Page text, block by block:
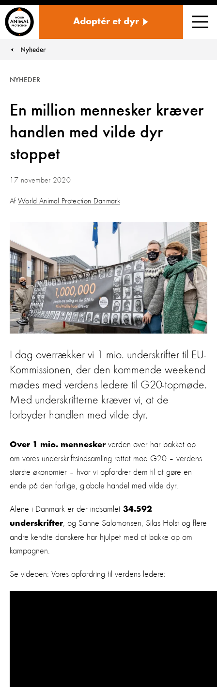
Adoptér et dyr
You are here:
Nyheder
En million mennesker kræver
handlen med vilde dyr
stoppet
NYHEDER
17 november 2020
Af World Animal Protection Danmark
I dag overrækker vi 1 mio. underskrifter til EU-
Kommissionen, der den kommende weekend
mødes med verdens ledere til G20-topmøde.
Med underskrifterne kræver vi, at de
forbyder handlen med vilde dyr.
Over 1 mio. mennesker verden over har bakket op
om vores underskriftsindsamling rettet mod G20 – verdens
største økonomier – hvor vi opfordrer dem til at gøre en
ende på den farlige, globale handel med vilde dyr.
Alene i Danmark er der indsamlet 34.592
underskrifter, og Sanne Salomonsen, Silas Holst og flere
andre kendte danskere har hjulpet med at bakke op om
kampagnen.
Se videoen: Vores opfordring til verdens ledere: